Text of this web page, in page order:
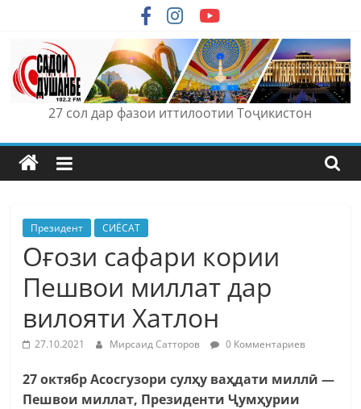
content
27 сол дар фазои иттилоотии Тоҷикистон
Президент СИЁСАТ
Оғози сафари кории
Пешвои миллат дар
вилояти Хатлон
27.10.2021 Мирсаид Сатторов 0 Комментариев
27 октябр Асосгузори сулҳу ваҳдати миллӣ —
Пешвои миллат, Президенти Ҷумҳурии